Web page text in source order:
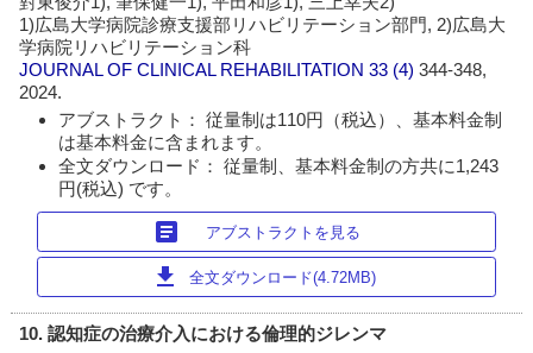
1)広島大学病院診療支援部リハビリテーション部門, 2)広島大
学病院リハビリテーション科
JOURNAL OF CLINICAL REHABILITATION 33 (4)344-348,
2024.
アブストラクト： 従量制は110円（税込）、基本料金制
は基本料金に含まれます。
全文ダウンロード： 従量制、基本料金制の方共に1,243
円(税込) です。
article アブストラクトを見る
download 全文ダウンロード(4.72MB)
10. 認知症の治療介入における倫理的ジレンマ